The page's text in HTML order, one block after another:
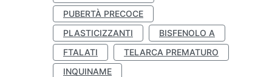
PUBERTÀ PRECOCE
PLASTICIZZANTI
BISFENOLO A
FTALATI
TELARCA PREMATURO
INQUINAME